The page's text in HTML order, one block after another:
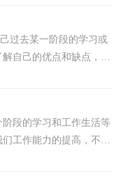
过去某一阶段的学习或
自己的优点和缺点，让
怎么...
段的学习和工作生活等
工作能力的提高，不如
鉴定...